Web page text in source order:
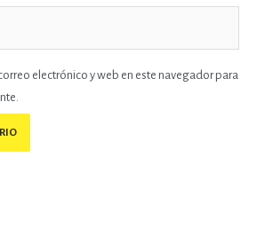
electrónico y web en este navegador para